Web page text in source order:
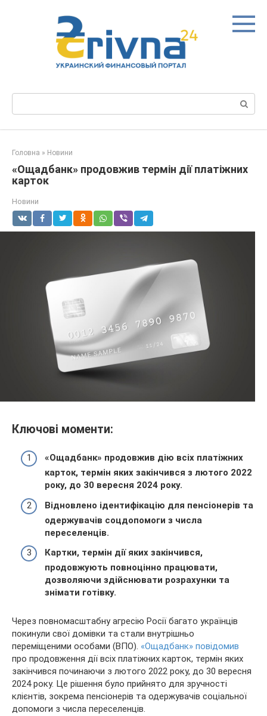
Пошук:
Головна » Новини
«Ощадбанк» продовжив термін дії платіжних
карток
Новини
Ключові моменти:
«Ощадбанк» продовжив дію всіх платіжних
карток, термін яких закінчився з лютого 2022
року, до 30 вересня 2024 року.
Відновлено ідентифікацію для пенсіонерів та
одержувачів соцдопомоги з числа
переселенців.
Картки, термін дії яких закінчився,
продовжують повноцінно працювати,
дозволяючи здійснювати розрахунки та
знімати готівку.
Через повномасштабну агресію Росії багато українців
покинули свої домівки та стали внутрішньо
переміщеними особами (ВПО). «Ощадбанк» повідомив
про продовження дії всіх платіжних карток, термін яких
закінчився починаючи з лютого 2022 року, до 30 вересня
2024 року. Це рішення було прийнято для зручності
клієнтів, зокрема пенсіонерів та одержувачів соціальної
допомоги з числа переселенців.